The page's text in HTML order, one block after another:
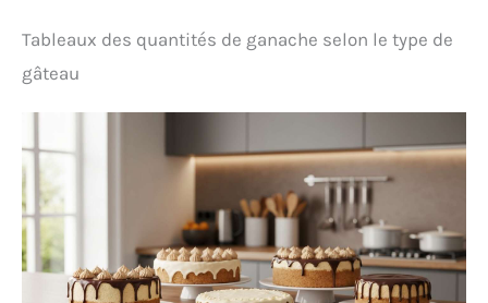
Tableaux des quantités de ganache selon le type de
gâteau